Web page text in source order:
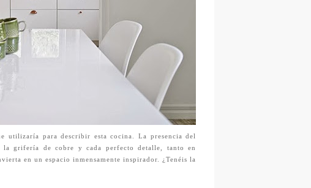
utilizaría para describir esta cocina. La presencia del
grifería de cobre y cada perfecto detalle, tanto en
en un espacio inmensamente inspirador. ¿Tenéis la